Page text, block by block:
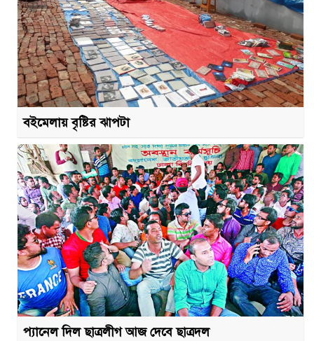
বইমেলায় বৃষ্টির ঝাপটা
প্যানেল দিল ছাত্রলীগ আজ দেবে ছাত্রদল